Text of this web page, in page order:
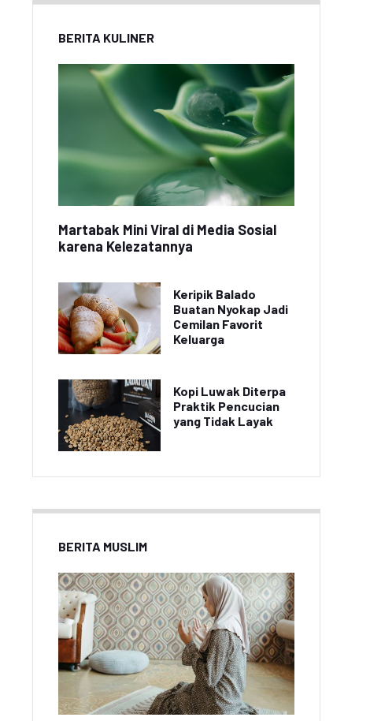
BERITA KULINER
Martabak Mini Viral di Media Sosial
karena Kelezatannya
Keripik Balado
Buatan Nyokap Jadi
Cemilan Favorit
Keluarga
Kopi Luwak Diterpa
Praktik Pencucian
yang Tidak Layak
BERITA MUSLIM